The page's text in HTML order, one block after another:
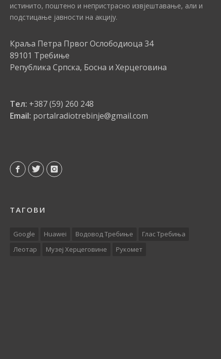
истинито, поштено и непристрасно извјештавање, али и
подстицање јавности на акцију.
Краља Петра Првог Ослободиоца 34
89101 Требиње
Република Српска, Босна и Херцеговина
Тел: +387 (59) 260 248
Email: portalradiotrebinje@gmail.com
ТАГОВИ
Google Huawei Водовод Требиње
Глас Требиња
Леотар
Музеј Херцеговине Рукомет